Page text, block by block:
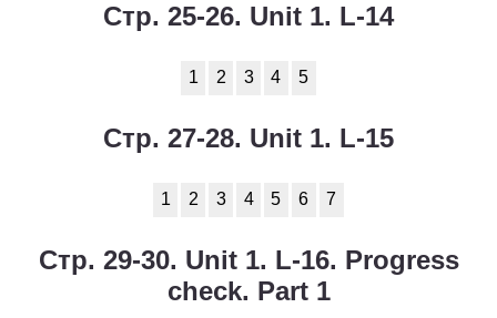
Стр. 25-26. Unit 1. L-14
1 2 3 4 5
Стр. 27-28. Unit 1. L-15
1 2 3 4 5 6 7
Стр. 29-30. Unit 1. L-16. Progress
check. Part 1